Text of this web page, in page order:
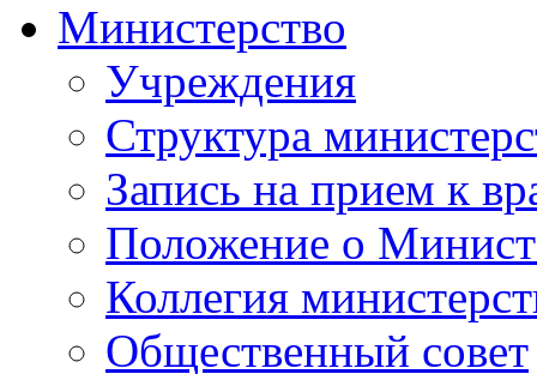
Министерство
Учреждения
Структура
Запись на прием к
Положение о
Коллегия
Общественный совет